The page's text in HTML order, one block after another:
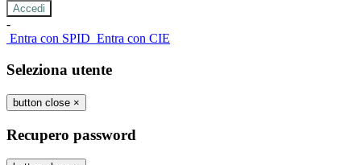
-
Entra con SPID Entra con CIE
Seleziona utente
button close ×
Recupero password